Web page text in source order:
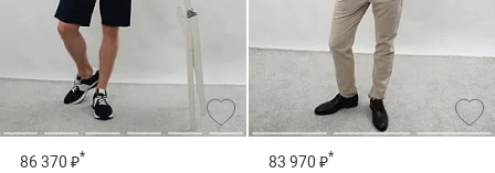
86 370 ₽* 83 970 ₽*